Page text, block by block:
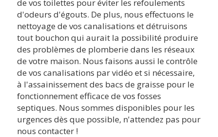
de vos toilettes pour éviter les refoulements
d'odeurs d'égouts. De plus, nous effectuons le
nettoyage de vos canalisations et détruisons
tout bouchon qui aurait la possibilité produire
des problèmes de plomberie dans les réseaux
de votre maison. Nous faisons aussi le contrôle
de vos canalisations par vidéo et si nécessaire,
à l'assainissement des bacs de graisse pour le
fonctionnement efficace de vos fosses
septiques. Nous sommes disponibles pour les
urgences dès que possible, n'attendez pas pour
nous contacter !